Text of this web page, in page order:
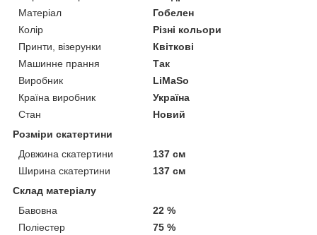
Матеріал
Гобелен
Колір
Різні кольори
Принти, візерунки
Квіткові
Машинне прання
Так
Виробник
LiMaSo
Країна виробник
Україна
Стан
Новий
Розміри скатертини
Довжина скатертини
137 см
Ширина скатертини
137 см
Склад матеріалу
Бавовна
22 %
Поліестер
75 %